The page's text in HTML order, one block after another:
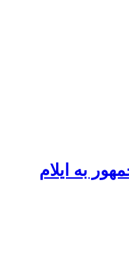
به ایلام